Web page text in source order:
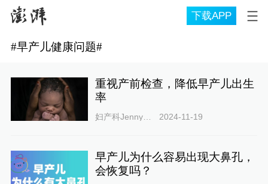
下载APP
#早产儿健康问题#
重视产前检查，降低早产儿出生
率
妇产科Jenny诊室 2024-11-19
早产儿为什么容易出现大鼻孔，
会恢复吗？